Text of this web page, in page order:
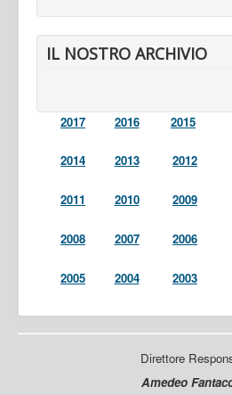
IL NOSTRO ARCHIVIO
2017 2016 2015
2014 2013 2012
2011 2010 2009
2008 2007 2006
2005 2004 2003
Direttore
Amedeo